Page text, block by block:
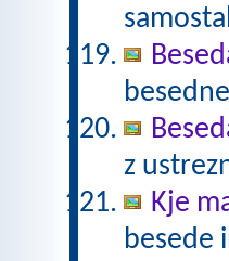
z
Kje
besede